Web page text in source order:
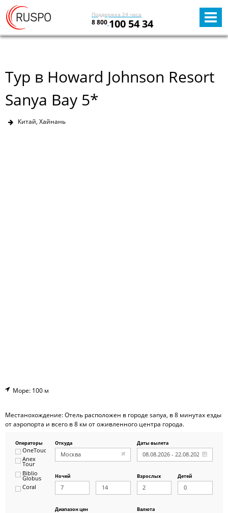
Поддержка 24 часа
8 800 100 54 34
Тур в Howard Johnson Resort
Sanya Bay 5*
Китай, Хайнань
Море: 100 м
Местанохождение: Отель расположен в городе sanya, в 8 минутах езды
от аэропорта и всего в 8 км от оживленного центра города.
Операторы
OneTouch&Travel
Anex
Tour
Biblio
Globus
Coral
Откуда Даты вылета
Ночей Взрослых Детей
Диапазон цен
Валюта